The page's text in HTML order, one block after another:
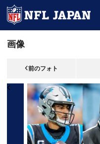
画像
前のフォト